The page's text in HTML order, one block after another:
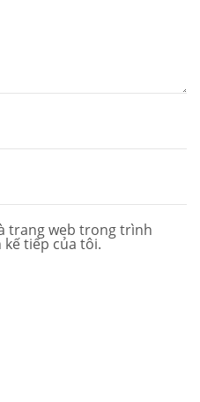
trang web trong trình
tiếp của tôi.